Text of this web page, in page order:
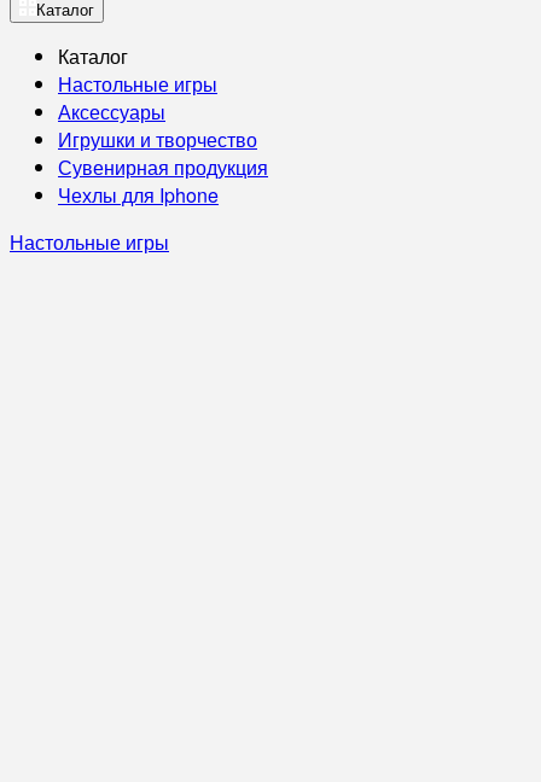
Каталог
Каталог
Настольные игры
Аксессуары
Игрушки и творчество
Сувенирная продукция
Чехлы для Iphone
Настольные игры